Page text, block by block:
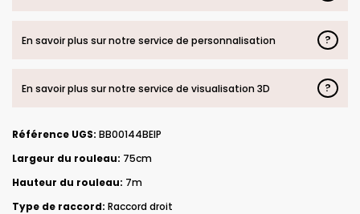
En savoir plus sur notre service de personnalisation ?
En savoir plus sur notre service de visualisation 3D ?
Référence UGS: BB00144BEIP
Largeur du rouleau: 75cm
Hauteur du rouleau: 7m
Type de raccord: Raccord droit